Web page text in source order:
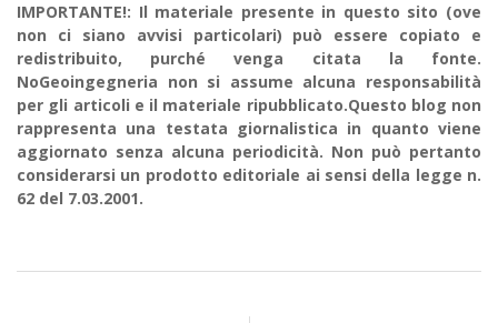
IMPORTANTE!: Il materiale presente in questo sito (ove
non ci siano avvisi particolari) può essere copiato e
redistribuito, purché venga citata la fonte.
NoGeoingegneria non si assume alcuna responsabilità
per gli articoli e il materiale ripubblicato.Questo blog non
rappresenta una testata giornalistica in quanto viene
aggiornato senza alcuna periodicità. Non può pertanto
considerarsi un prodotto editoriale ai sensi della legge n.
62 del 7.03.2001.